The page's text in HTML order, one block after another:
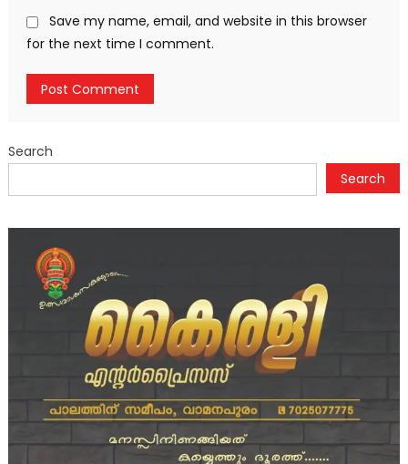
Save my name, email, and website in this browser
for the next time I comment.
Search
Search